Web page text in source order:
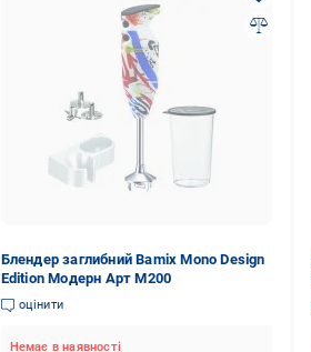
Блендер заглибний Bamix Моno Design
Edition Модерн Арт M200
оцінити
Немає в наявності